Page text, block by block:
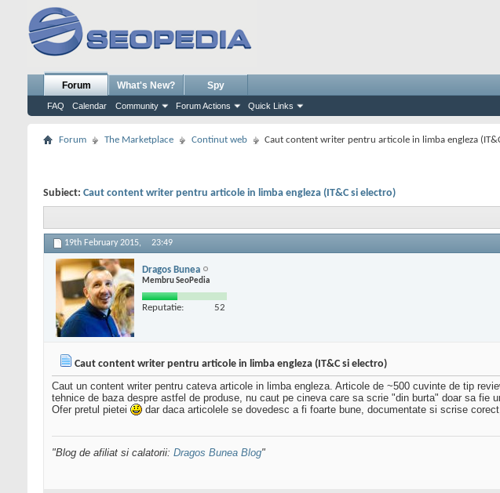
Forum
FAQ Calendar Community Forum Actions Quick Links
What's New? Spy
Forum The Marketplace Continut web Caut content writer pentru articole in limba engleza
Subiect: Caut content writer pentru articole in limba engleza (IT&C si electro)
19th February 2015, 23:49
Dragos Bunea
Membru SeoPedia
Reputatie: 52
Caut content writer pentru articole in limba engleza (IT&C si electro)
Caut un content writer pentru cateva articole in limba engleza. Articole de ~500 cuvinte de tip
tehnice de baza despre astfel de produse, nu caut pe cineva care sa scrie "din burta" doar sa fie
Ofer pretul pietei
dar daca articolele se dovedesc a fi foarte bune, documentate si scrise
"Blog de afiliat si calatorii: Dragos Bunea Blog"